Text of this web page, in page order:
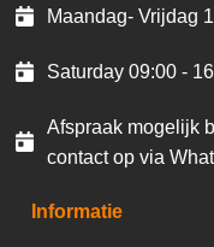
Maandag- Vrijdag
Saturday 09:00 -
Afspraak mogelijk
contact op via
Informatie